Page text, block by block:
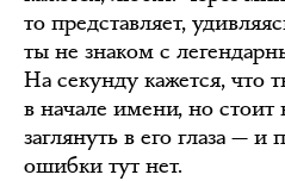
то представляет,
ты не знаком с
На секунду кажется, что
в начале имени, но стоит
заглянуть в его глаза —
ошибки тут нет.